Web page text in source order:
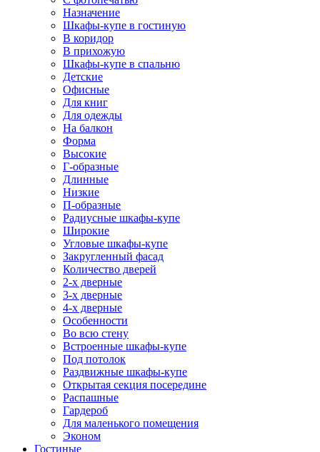
Назначение
Шкафы-купе в гостиную
В коридор
В прихожую
Шкафы-купе в спальню
Детские
Офисные
Для книг
Для одежды
На балкон
Форма
Высокие
Г-образные
Длинные
Низкие
П-образные
Радиусные шкафы-купе
Широкие
Угловые шкафы-купе
Закругленный фасад
Количество дверей
2-х дверные
3-х дверные
4-х дверные
Особенности
Во всю стену
Встроенные шкафы-купе
Под потолок
Раздвижные шкафы-купе
Открытая секция посередине
Распашные
Гардероб
Для маленького помещения
Эконом
Гостиные